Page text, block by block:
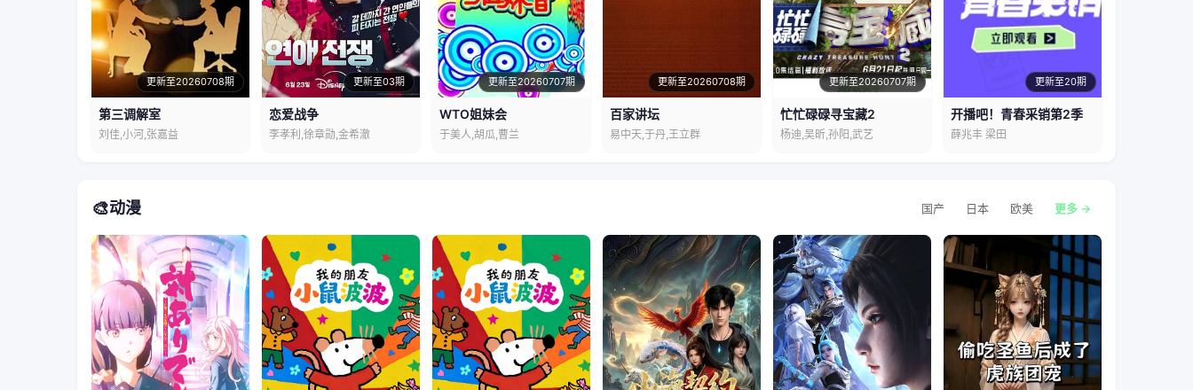
更新至20260708期
第三调解室
刘佳,小河,张嘉益
更新至03期
恋爱战争
李孝利,徐章勋,金希澈
更新至20260707期
WTO姐妹会
于美人,胡瓜,曹兰
更新至20260708期
百家讲坛
易中天,于丹,王立群
更新至20260707期
忙忙碌碌寻宝藏2
杨迪,吴昕,孙阳,武艺
更新至20期
开播吧！青春采销第2季
薛兆丰 梁田
🎨动漫 国产 日本 欧美 更多 →